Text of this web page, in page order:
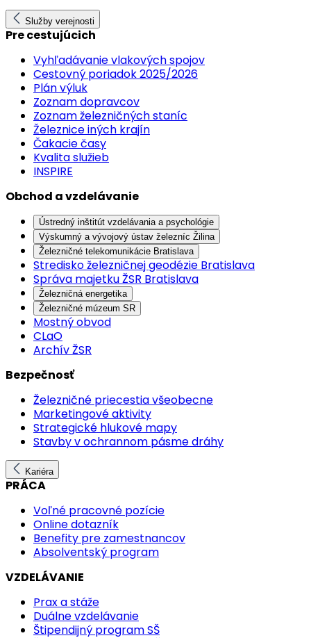
Služby verejnosti
Pre cestujúcich
Vyhľadávanie vlakových spojov
Cestovný poriadok 2025/2026
Plán výluk
Zoznam dopravcov
Zoznam železničných staníc
Železnice iných krajín
Čakacie časy
Kvalita služieb
INSPIRE
Obchod a vzdelávanie
Ústredný inštitút vzdelávania a psychológie
Výskumný a vývojový ústav železníc Žilina
Železničné telekomunikácie Bratislava
Stredisko železničnej geodézie Bratislava
Správa majetku ŽSR Bratislava
Železničná energetika
Železničné múzeum SR
Mostný obvod
CLaO
Archív ŽSR
Bezpečnosť
Železničné priecestia všeobecne
Marketingové aktivity
Strategické hlukové mapy
Stavby v ochrannom pásme dráhy
Kariéra
PRÁCA
Voľné pracovné pozície
Online dotazník
Benefity pre zamestnancov
Absolventský program
VZDELÁVANIE
Prax a stáže
Duálne vzdelávanie
Štipendijný program SŠ